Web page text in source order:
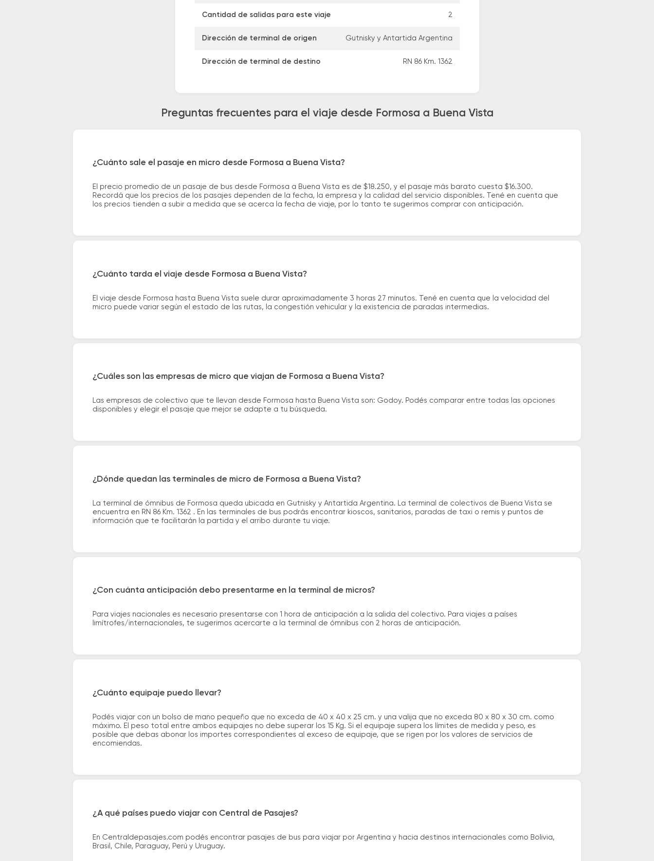
Cantidad de salidas para este viaje 2
Dirección de terminal de origen Gutnisky y Antartida Argentina
Dirección de terminal de destino RN 86 Km. 1362
Preguntas frecuentes para el viaje desde Formosa a Buena Vista
¿Cuánto sale el pasaje en micro desde Formosa a Buena Vista?
El precio promedio de un pasaje de bus desde Formosa a Buena Vista es de $18.250, y el pasaje más barato cuesta $16.300.
Recordá que los precios de los pasajes dependen de la fecha, la empresa y la calidad del servicio disponibles. Tené en cuenta que
los precios tienden a subir a medida que se acerca la fecha de viaje, por lo tanto te sugerimos comprar con anticipación.
¿Cuánto tarda el viaje desde Formosa a Buena Vista?
El viaje desde Formosa hasta Buena Vista suele durar aproximadamente 3 horas 27 minutos. Tené en cuenta que la velocidad del
micro puede variar según el estado de las rutas, la congestión vehicular y la existencia de paradas intermedias.
¿Cuáles son las empresas de micro que viajan de Formosa a Buena Vista?
Las empresas de colectivo que te llevan desde Formosa hasta Buena Vista son: Godoy. Podés comparar entre todas las opciones
disponibles y elegir el pasaje que mejor se adapte a tu búsqueda.
¿Dónde quedan las terminales de micro de Formosa a Buena Vista?
La terminal de ómnibus de Formosa queda ubicada en Gutnisky y Antartida Argentina. La terminal de colectivos de Buena Vista se
encuentra en RN 86 Km. 1362 . En las terminales de bus podrás encontrar kioscos, sanitarios, paradas de taxi o remis y puntos de
información que te facilitarán la partida y el arribo durante tu viaje.
¿Con cuánta anticipación debo presentarme en la terminal de micros?
Para viajes nacionales es necesario presentarse con 1 hora de anticipación a la salida del colectivo. Para viajes a países
limítrofes/internacionales, te sugerimos acercarte a la terminal de ómnibus con 2 horas de anticipación.
¿Cuánto equipaje puedo llevar?
Podés viajar con un bolso de mano pequeño que no exceda de 40 x 40 x 25 cm. y una valija que no exceda 80 x 80 x 30 cm. como
máximo. El peso total entre ambos equipajes no debe superar los 15 Kg. Si el equipaje supera los límites de medida y peso, es
posible que debas abonar los importes correspondientes al exceso de equipaje, que se rigen por los valores de servicios de
encomiendas.
¿A qué países puedo viajar con Central de Pasajes?
En Centraldepasajes.com podés encontrar pasajes de bus para viajar por Argentina y hacia destinos internacionales como Bolivia,
Brasil, Chile, Paraguay, Perú y Uruguay.